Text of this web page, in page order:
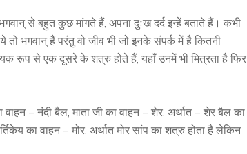
से बहुत कुछ मांगते हैं, अपना दुःख दर्द इन्हें बताते हैं। कभी
भगवान् हैं परंतु वो जीव भी जो इनके संपर्क में है कितनी
रूप से एक दूसरे के शत्रु होते हैं, यहाँ उनमें भी मित्रता है फिर
– नंदी बैल, माता जी का वाहन – शेर, अर्थात – शेर बैल का
का वाहन – मोर, अर्थात मोर सांप का शत्रु होता है लेकिन